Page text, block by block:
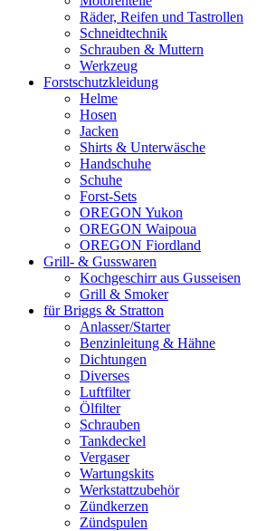
Räder, Reifen und Tastrollen
Schneidtechnik
Schrauben & Muttern
Werkzeug
Forstschutzkleidung
Helme
Hosen
Jacken
Shirts & Unterwäsche
Handschuhe
Schuhe
Forst-Sets
OREGON Yukon
OREGON Waipoua
OREGON Fiordland
Grill- & Gusswaren
Kochgeschirr aus Gusseisen
Grill & Smoker
für Briggs & Stratton
Anlasser/Starter
Benzinleitung & Hähne
Dichtungen
Diverses
Luftfilter
Ölfilter
Schrauben
Tankdeckel
Vergaser
Wartungskits
Werkstattzubehör
Zündkerzen
Zündspulen